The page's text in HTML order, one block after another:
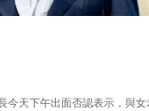
今天下午出面否認表示，與女